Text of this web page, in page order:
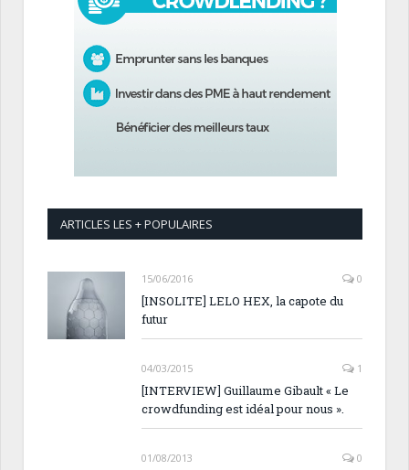
ARTICLES LES + POPULAIRES
15/06/2016 0
[INSOLITE] LELO HEX, la capote du
futur
04/03/2015 1
[INTERVIEW] Guillaume Gibault « Le
crowdfunding est idéal pour nous ».
01/08/2013 0